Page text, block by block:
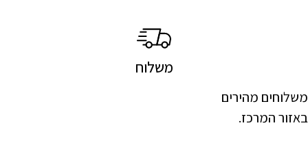
משלוח
משלוחים מהירים
באזור המרכז.